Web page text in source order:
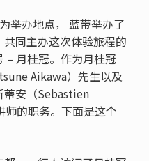
举办地点， 蓝带举办了
同主办这次体验旅程的
– 月桂冠。作为月桂冠
Aikawa）先生以及
蒂安（Sebastien
的职务。下面是这个